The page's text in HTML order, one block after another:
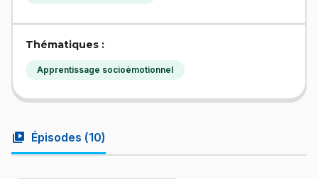
Thématiques :
Apprentissage socioémotionnel
video_library Épisodes (10)